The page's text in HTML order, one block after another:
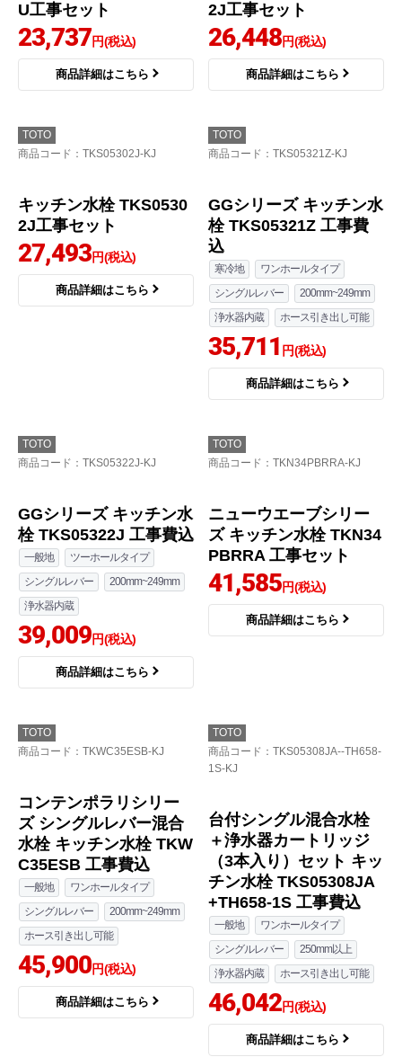
U工事セット
23,737円(税込)
商品詳細はこちら
2J工事セット
26,448円(税込)
商品詳細はこちら
TOTO
商品コード ：TKS05302J-KJ
キッチン水栓 TKS0530
2J工事セット
27,493円(税込)
商品詳細はこちら
TOTO
商品コード ：TKS05321Z-KJ
GGシリーズ キッチン水
栓 TKS05321Z 工事費
込
寒冷地
ワンホールタイプ
シングルレバー
200mm~249mm
浄水器内蔵
ホース引き出し可能
35,711 円(税込)
商品詳細はこちら
TOTO
商品コード ：TKS05322J-KJ
GGシリーズ キッチン水
栓 TKS05322J 工事費込
一般地
ツーホールタイプ
シングルレバー
200mm~249mm
浄水器内蔵
39,009円(税込)
商品詳細はこちら
TOTO
商品コード ：TKN34PBRRA-KJ
ニューウエーブシリー
ズ キッチン水栓 TKN34
PBRRA 工事セット
41,585円(税込)
商品詳細はこちら
TOTO
商品コード ：TKWC35ESB-KJ
コンテンポラリシリー
ズ シングルレバー混合
水栓 キッチン水栓 TKW
C35ESB 工事費込
一般地
ワンホールタイプ
シングルレバー
200mm~249mm
ホース引き出し可能
45,900円(税込)
商品詳細はこちら
TOTO
商品コード ：TKS05308JA--TH658-
1S-KJ
台付シングル混合水栓
＋浄水器カートリッジ
（3本入り）セット キッ
チン水栓 TKS05308JA
+TH658-1S 工事費込
一般地
ワンホールタイプ
シングルレバー
250mm以上
浄水器内蔵
ホース引き出し可能
46,042円(税込)
商品詳細はこちら